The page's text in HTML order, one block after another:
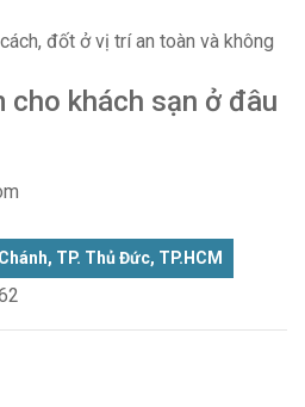
đốt ở vị trí an toàn và không
cho khách sạn ở đâu
TP. Thủ Đức, TP.HCM